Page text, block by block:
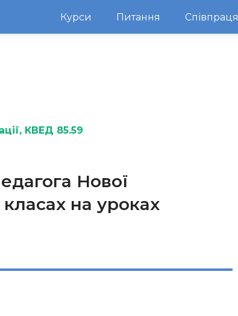
Курси Питання Співпраця
, КВЕД 85.59
Нової
на уроках